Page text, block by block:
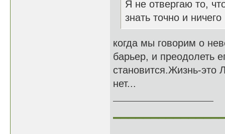
Я не отвергаю то,
знать точно и
когда мы говорим о
барьер, и преодолеть
становится.Жизнь-это
нет...